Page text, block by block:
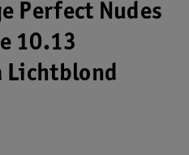
Perfect Nudes
10.13
Lichtblond